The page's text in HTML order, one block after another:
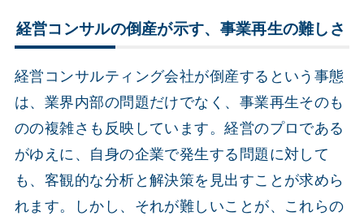
経営コンサルの倒産が示す、事業再生の難しさ
経営コンサルティング会社が倒産するという事態
は、業界内部の問題だけでなく、事業再生そのも
のの複雑さも反映しています。経営のプロである
がゆえに、自身の企業で発生する問題に対して
も、客観的な分析と解決策を見出すことが求めら
れます。しかし、それが難しいことが、これらの